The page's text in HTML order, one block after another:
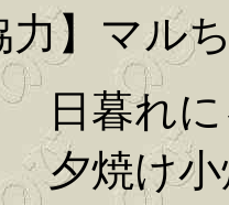
力】マル
日暮れに
夕焼け小